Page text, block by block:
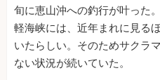
旬に恵山沖への釣行が叶った
軽海峡には、近年まれに見る
いたらしい。そのためサクラ
ない状況が続いていた。